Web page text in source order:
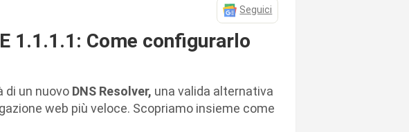
Seguici
1.1.1.1: Come configurarlo
un nuovo DNS Resolver, una valida alternativa
web più veloce. Scopriamo insieme come